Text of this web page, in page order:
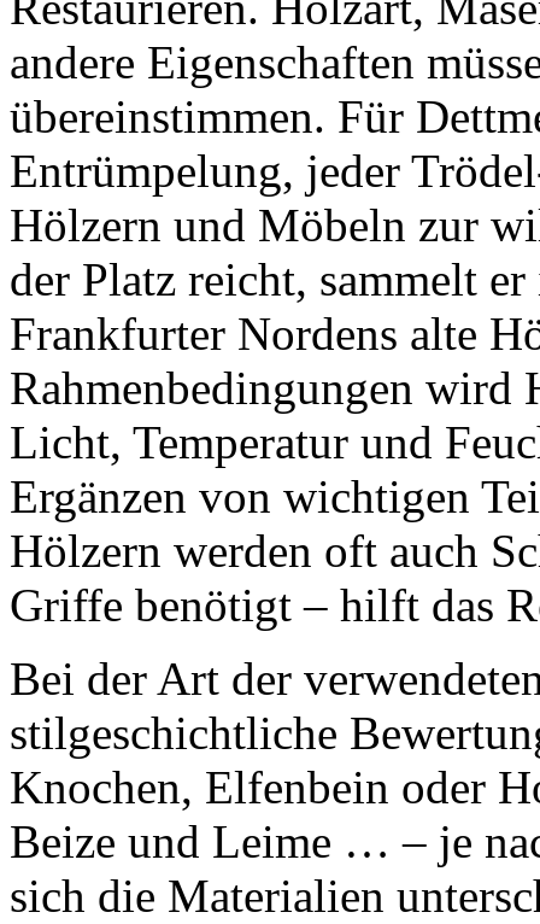
andere Eigenschaften
übereinstimmen. Für
Entrümpelung, jeder
Hölzern und Möbeln zur
der Platz reicht, sammelt
Frankfurter Nordens alte
Rahmenbedingungen wird
Licht, Temperatur und
Ergänzen von wichtigen
Hölzern werden oft auch
Griffe benötigt – hilft das
Bei der Art der
stilgeschichtliche
Knochen, Elfenbein oder
Beize und Leime … – je
sich die Materialien